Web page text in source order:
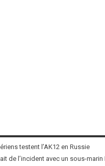
testent l’AK12 en Russie
de l’incident avec un sous-marin